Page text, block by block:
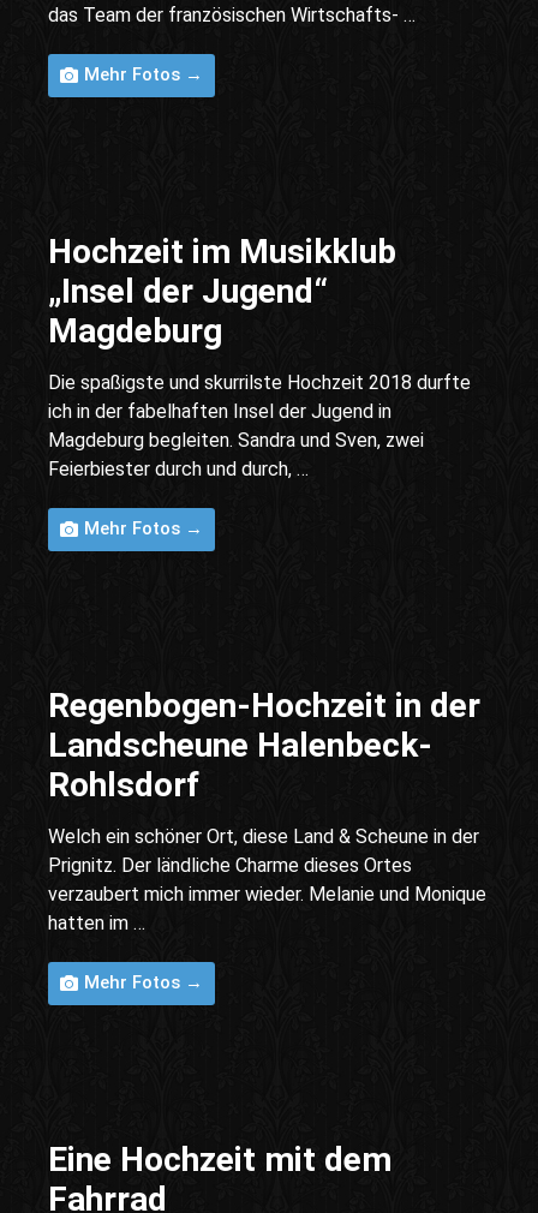
das Team der französischen Wirtschafts- …
Mehr Fotos →
Hochzeit im Musikklub
„Insel der Jugend“
Magdeburg
Die spaßigste und skurrilste Hochzeit 2018 durfte
ich in der fabelhaften Insel der Jugend in
Magdeburg begleiten. Sandra und Sven, zwei
Feierbiester durch und durch, …
Mehr Fotos →
Regenbogen-Hochzeit in der
Landscheune Halenbeck-
Rohlsdorf
Welch ein schöner Ort, diese Land & Scheune in der
Prignitz. Der ländliche Charme dieses Ortes
verzaubert mich immer wieder. Melanie und Monique
hatten im …
Mehr Fotos →
Eine Hochzeit mit dem
Fahrrad